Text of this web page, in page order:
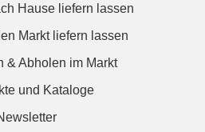
Hause liefern lassen
Markt liefern lassen
& Abholen im Markt
und Kataloge